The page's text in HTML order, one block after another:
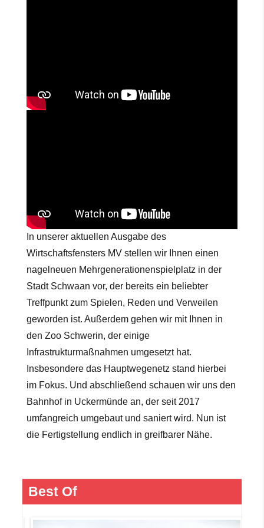
In unserer aktuellen Ausgabe des
Wirtschaftsfensters MV stellen wir Ihnen einen
nagelneuen Mehrgenerationenspielplatz in der
Stadt Schwaan vor, der bereits ein beliebter
Treffpunkt zum Spielen, Reden und Verweilen
geworden ist. Außerdem gehen wir mit Ihnen in
den Zoo Schwerin, der einige
Infrastrukturmaßnahmen umgesetzt hat.
Insbesondere das Hauptwegenetz stand hierbei
im Fokus. Und abschließend schauen wir uns den
Bahnhof in Uckermünde an, der seit 2017
umfangreich umgebaut und saniert wird. Nun ist
die Fertigstellung endlich in greifbarer Nähe.
Best Of